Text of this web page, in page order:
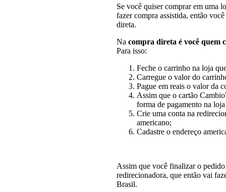
Se você quiser comprar em uma
fazer compra assistida, então
direta.
Na compra direta é você quem
Para isso:
Feche o carrinho na loja
Carregue o valor do
Pague em reais o valor da
Assim que o cartão
forma de pagamento na
Crie uma conta na
americano;
Cadastre o endereço
Assim que você finalizar o
redirecionadora, que então vai
Brasil.